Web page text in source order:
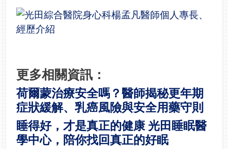
更多相關資訊：
荷爾蒙治療安全嗎？醫師揭秘更年期
症狀緩解、乳癌風險與安全用藥守則
睡得好，才是真正的健康 光田睡眠醫
學中心，陪你找回真正的好眠